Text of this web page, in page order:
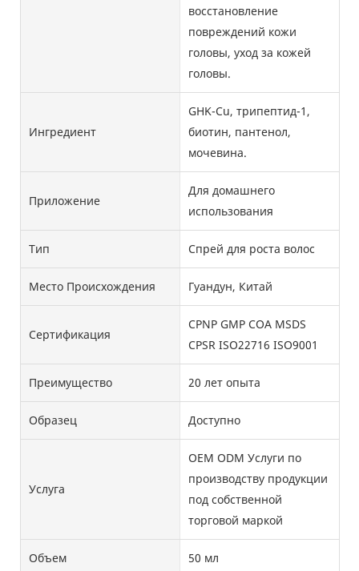
восстановление
повреждений кожи
головы, уход за кожей
головы.
Ингредиент
GHK-Cu, трипептид-1,
биотин, пантенол,
мочевина.
Приложение
Для домашнего
использования
Тип Спрей для роста волос
Место Происхождения Гуандун, Китай
Сертификация
CPNP GMP COA MSDS
CPSR ISO22716 ISO9001
Преимущество 20 лет опыта
Образец Доступно
Услуга
OEM ODM Услуги по
производству продукции
под собственной
торговой маркой
Объем 50 мл